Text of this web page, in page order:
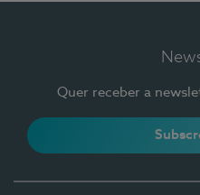
Quer receber a